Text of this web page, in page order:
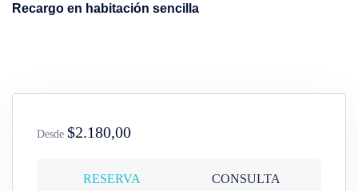
Recargo en habitación sencilla
Desde $2.180,00
RESERVA CONSULTA